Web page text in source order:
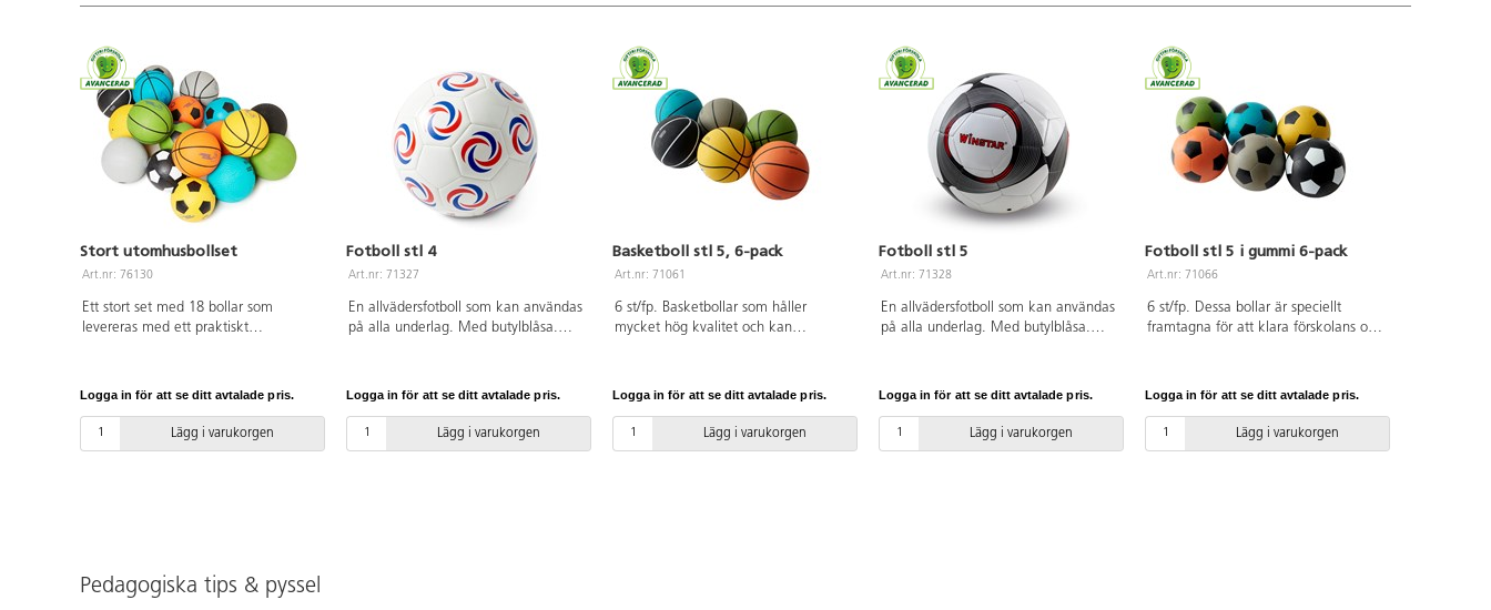
Stort utomhusbollset
Art.nr: 76130
Ett stort set med 18 bollar som
levereras med ett praktiskt
Bollar av gummikonstruktion som tål
hårt slitage, speciellt framtagna för
Logga in för att se ditt avtalade pris.
Lägg i varukorgen
Fotboll stl 4
Art.nr: 71327
En allvädersfotboll som kan användas
på alla underlag. Med butylblåsa.
Logga in för att se ditt avtalade pris.
Lägg i varukorgen
Basketboll stl 5, 6-pack
Art.nr: 71061
6 st/fp. Basketbollar som håller
mycket hög kvalitet och kan
varsin färg på bollen. Av gummi, med
butylblåsa. PVC-fri. OBS! För att
Logga in för att se ditt avtalade pris.
Lägg i varukorgen
Fotboll stl 5
Art.nr: 71328
En allvädersfotboll som kan användas
på alla underlag. Med butylblåsa.
Logga in för att se ditt avtalade pris.
Lägg i varukorgen
Fotboll stl 5 i gummi 6-pack
Art.nr: 71066
6 st/fp. Dessa bollar är speciellt
framtagna för att klara förskolans och
bollen. Av naturgummi. PVC-fri. Från
3 år. OBS! För att bollen skall hålla så
Logga in för att se ditt avtalade pris.
Lägg i varukorgen
Pedagogiska tips & pyssel